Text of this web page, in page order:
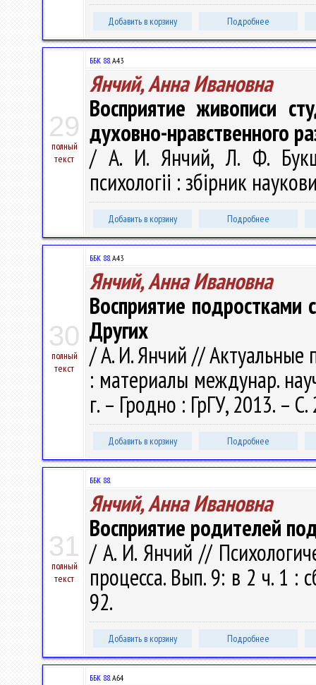
Добавить в корзину Подробнее
29
полный
текст
ББК 88.А43
Янчий, Анна Ивановна
Восприятие живописи
духовно-нравственного
/ А. И. Янчий, Л. Ф.
психологіі : збірник
Добавить в корзину Подробнее
30
полный
текст
ББК 88.А43
Янчий, Анна Ивановна
Восприятие подростками
Других
/ А. И. Янчий // Актуальные
: материалы междунар.
г. – Гродно : ГрГУ, 2013. –
Добавить в корзину Подробнее
31
полный
текст
ББК 88.
Янчий, Анна Ивановна
Восприятие родителей
/ А. И. Янчий //
процесса. Вып. 9: в 2 ч. 1 :
92.
Добавить в корзину Подробнее
ББК 88.А64